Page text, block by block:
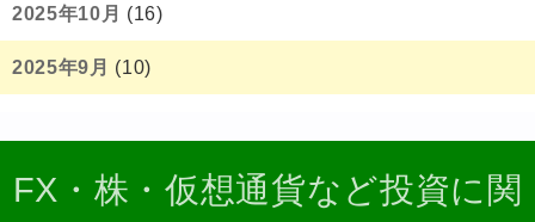
2025年10月 (16)
2025年9月 (10)
FX・株・仮想通貨など投資に関